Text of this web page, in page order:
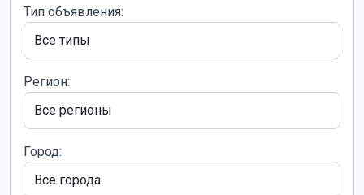
Тип объявления:
Регион:
Город: